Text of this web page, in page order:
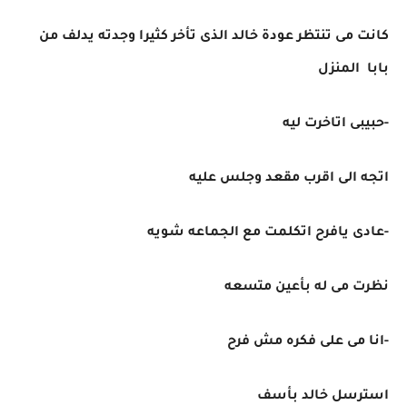
كانت مى تنتظر عودة خالد الذى تأخر كثيرا وجدته يدلف من
بابا المنزل
-حبيبى اتاخرت ليه
اتجه الى اقرب مقعد وجلس عليه
-عادى يافرح اتكلمت مع الجماعه شويه
نظرت مى له بأعين متسعه
-انا مى على فكره مش فرح
استرسل خالد بأسف